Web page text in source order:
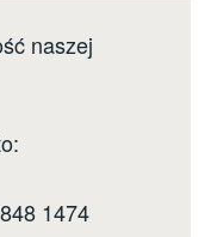
naszej
1474